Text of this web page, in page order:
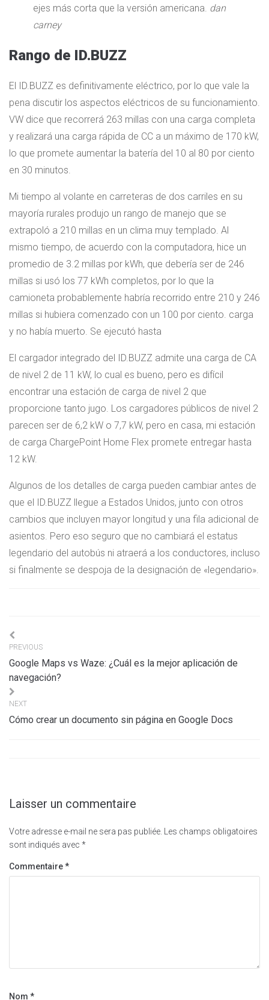
ejes más corta que la versión americana. dan
carney
Rango de ID.BUZZ
El ID.BUZZ es definitivamente eléctrico, por lo que vale la
pena discutir los aspectos eléctricos de su funcionamiento.
VW dice que recorrerá 263 millas con una carga completa
y realizará una carga rápida de CC a un máximo de 170 kW,
lo que promete aumentar la batería del 10 al 80 por ciento
en 30 minutos.
Mi tiempo al volante en carreteras de dos carriles en su
mayoría rurales produjo un rango de manejo que se
extrapoló a 210 millas en un clima muy templado. Al
mismo tiempo, de acuerdo con la computadora, hice un
promedio de 3.2 millas por kWh, que debería ser de 246
millas si usó los 77 kWh completos, por lo que la
camioneta probablemente habría recorrido entre 210 y 246
millas si hubiera comenzado con un 100 por ciento. carga
y no había muerto. Se ejecutó hasta
El cargador integrado del ID.BUZZ admite una carga de CA
de nivel 2 de 11 kW, lo cual es bueno, pero es difícil
encontrar una estación de carga de nivel 2 que
proporcione tanto jugo. Los cargadores públicos de nivel 2
parecen ser de 6,2 kW o 7,7 kW, pero en casa, mi estación
de carga ChargePoint Home Flex promete entregar hasta
12 kW.
Algunos de los detalles de carga pueden cambiar antes de
que el ID.BUZZ llegue a Estados Unidos, junto con otros
cambios que incluyen mayor longitud y una fila adicional de
asientos. Pero eso seguro que no cambiará el estatus
legendario del autobús ni atraerá a los conductores, incluso
si finalmente se despoja de la designación de «legendario».
Navigation
de
l’article
PREVIOUS
Google Maps vs Waze: ¿Cuál es la mejor aplicación de
navegación?
NEXT
Cómo crear un documento sin página en Google Docs
Laisser un commentaire
Votre adresse e-mail ne sera pas publiée.
Les champs obligatoires
sont indiqués avec *
Commentaire*
Nom *